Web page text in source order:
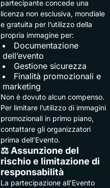
partecipante concede una
licenza non esclusiva, mondiale
e gratuita per l’utilizzo della
propria immagine per:
Documentazione
dell’evento
Gestione sicurezza
Finalità promozionali e
marketing
Non è dovuto alcun compenso.
Per limitare l’utilizzo di immagini
promozionali in primo piano,
contattare gli organizzatori
prima dell’Evento.
⚖️ Assunzione del
rischio e limitazione di
responsabilità
La partecipazione all’Evento